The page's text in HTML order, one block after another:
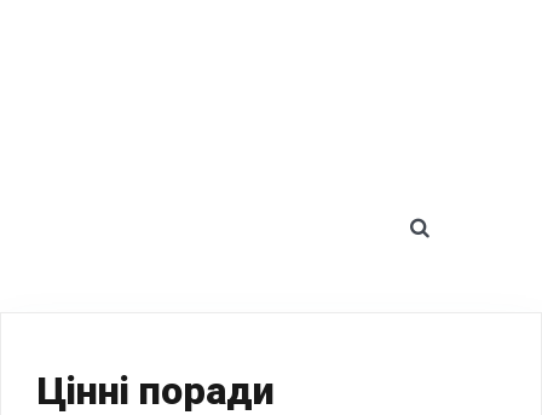
Цінні поради